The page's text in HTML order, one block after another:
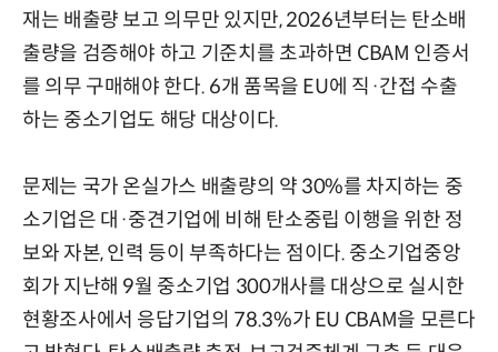
재는 배출량 보고 의무만 있지만, 2026년부터는 탄소배
출량을 검증해야 하고 기준치를 초과하면 CBAM 인증서
를 의무 구매해야 한다. 6개 품목을 EU에 직·간접 수출
하는 중소기업도 해당 대상이다.
문제는 국가 온실가스 배출량의 약 30%를 차지하는 중
소기업은 대·중견기업에 비해 탄소중립 이행을 위한 정
보와 자본, 인력 등이 부족하다는 점이다. 중소기업중앙
회가 지난해 9월 중소기업 300개사를 대상으로 실시한
현황조사에서 응답기업의 78.3%가 EU CBAM을 모른다